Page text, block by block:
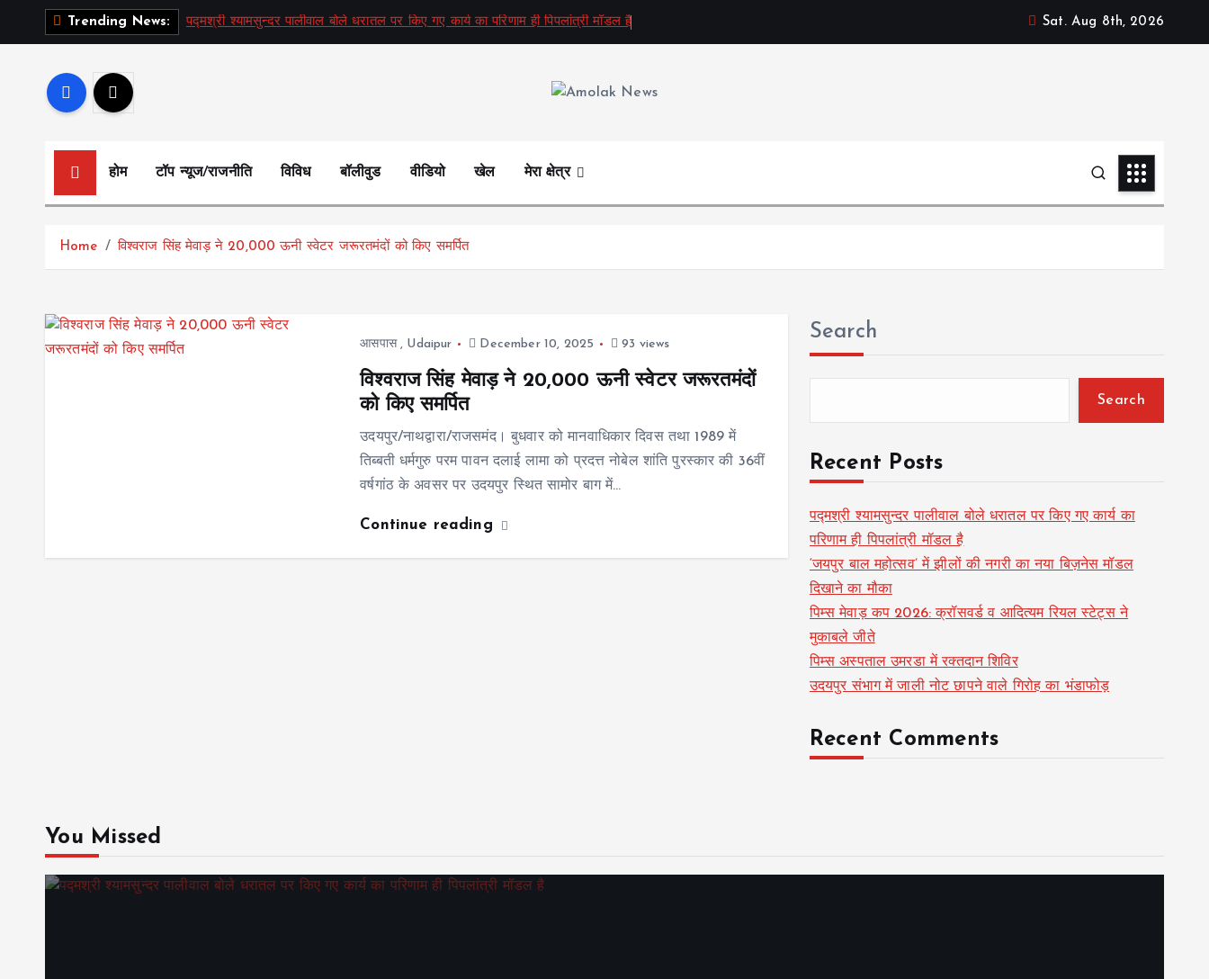
Trending News: पद्मश्री श्यामसुन्दर पालीवाल बोले धरातल पर किए गए कार्य का परिणाम ही पिपलांत्री मॉडल है Sat. Aug 8th, 2026
होम टॉप न्यूज/राजनीति विविध बॉलीवुड वीडियो खेल मेरा क्षेत्र
Home विश्वराज सिंह मेवाड़ ने 20,000 ऊनी स्वेटर जरूरतमंदों को किए समर्पित
आसपास, Udaipur December 10, 2025 93 views
विश्वराज सिंह मेवाड़ ने 20,000 ऊनी स्वेटर जरूरतमंदों
को किए समर्पित
उदयपुर/नाथद्वारा/राजसमंद। बुधवार को मानवाधिकार दिवस तथा 1989 में
तिब्बती धर्मगुरु परम पावन दलाई लामा को प्रदत्त नोबेल शांति पुरस्कार की 36वीं
वर्षगांठ के अवसर पर उदयपुर स्थित सामोर बाग में…
Continue reading
Search
Search
Recent Posts
पद्मश्री श्यामसुन्दर पालीवाल बोले धरातल पर किए गए कार्य का
परिणाम ही पिपलांत्री मॉडल है
‘जयपुर बाल महोत्सव’ में झीलों की नगरी का नया बिज़नेस मॉडल
दिखाने का मौका
पिम्स मेवाड़ कप 2026: क्रॉसवर्ड व आदित्यम रियल स्टेट्स ने
मुकाबले जीते
पिम्स अस्पताल उमरडा में रक्तदान शिविर
उदयपुर संभाग में जाली नोट छापने वाले गिरोह का भंडाफोड़
Recent Comments
You Missed